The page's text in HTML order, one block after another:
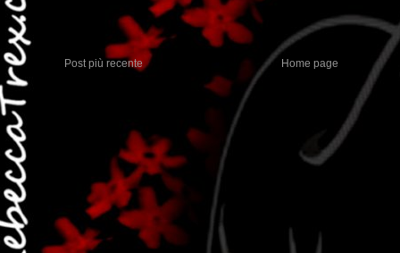
Post più recente Home page